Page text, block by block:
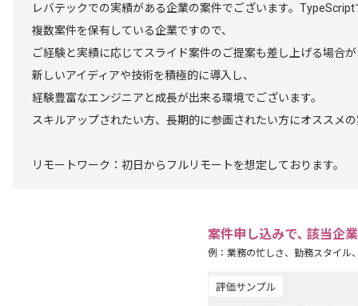
レバテックでの実績がある企業の案件でございます。
複数案件を保有している企業ですので、
ご経験と実績に応じてスライド案件のご提案も差し上げる場合
新しいアイディアや技術を積極的に導入し、
経験豊富なエンジニアと成長が出来る環境でございます。
スキルアップされたい方、長期的に参画されたい方にオススメ
リモートワーク：初日からフルリモートを想定しております。
案件申し込みで､ 該当企
例：業務の忙しさ、勤務スタイル